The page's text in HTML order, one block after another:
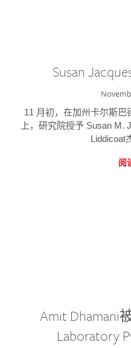
Susan
11 月初，在加州卡尔斯巴
上，研究院授予 Susan
Liddicoat
阅
Amit Dhamani
Laboratory